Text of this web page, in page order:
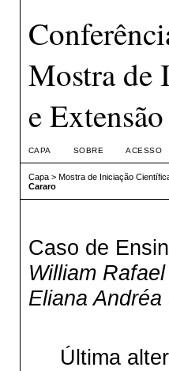
Mostra de
e Extensão
CAPA SOBRE ACESSO
Capa> Mostra de Iniciação
Cararo
Caso de
William
Eliana Andréa
Última